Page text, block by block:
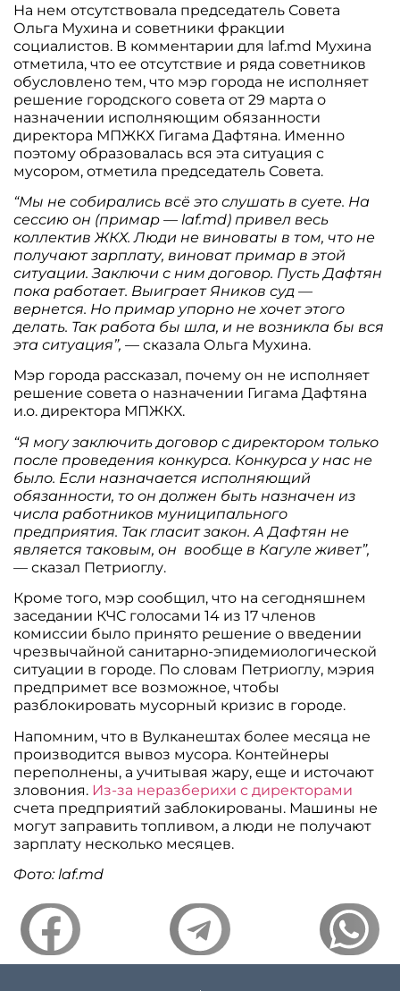
На нем отсутствовала председатель Совета
Ольга Мухина и советники фракции
социалистов. В комментарии для laf.md Мухина
отметила, что ее отсутствие и ряда советников
обусловлено тем, что мэр города не исполняет
решение городского совета от 29 марта о
назначении исполняющим обязанности
директора МПЖКХ Гигама Дафтяна. Именно
поэтому образовалась вся эта ситуация с
мусором, отметила председатель Совета.
“Мы не собирались всё это слушать в суете. На
сессию он (примар — laf.md) привел весь
коллектив ЖКХ. Люди не виноваты в том, что не
получают зарплату, виноват примар в этой
ситуации. Заключи с ним договор. Пусть Дафтян
пока работает. Выиграет Яников суд —
вернется. Но примар упорно не хочет этого
делать. Так работа бы шла, и не возникла бы вся
эта ситуация”,— сказала Ольга Мухина.
Мэр города рассказал, почему он не исполняет
решение совета о назначении Гигама Дафтяна
и.о. директора МПЖКХ.
“Я могу заключить договор с директором только
после проведения конкурса. Конкурса у нас не
было. Если назначается исполняющий
обязанности, то он должен быть назначен из
числа работников муниципального
предприятия. Так гласит закон. А Дафтян не
является таковым, он вообще в Кагуле живет”,
— сказал Петриоглу.
Кроме того, мэр сообщил, что на сегодняшнем
заседании КЧС голосами 14 из 17 членов
комиссии было принято решение о введении
чрезвычайной санитарно-эпидемиологической
ситуации в городе. По словам Петриоглу, мэрия
предпримет все возможное, чтобы
разблокировать мусорный кризис в городе.
Напомним, что в Вулканештах более месяца не
производится вывоз мусора. Контейнеры
переполнены, а учитывая жару, еще и источают
зловония. Из-за неразберихи с директорами
счета предприятий заблокированы. Машины не
могут заправить топливом, а люди не получают
зарплату несколько месяцев.
Фото: laf.md